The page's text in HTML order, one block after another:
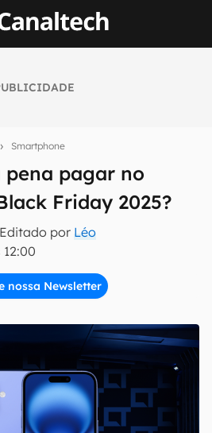
Smartphone
pagar no
Friday 2025?
Editado por Léo
nossa Newsletter
tecnologia em primeira
do Canaltech.